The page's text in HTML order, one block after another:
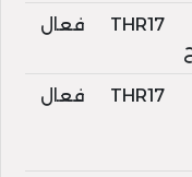
THR17 فعال
THR17 فعال